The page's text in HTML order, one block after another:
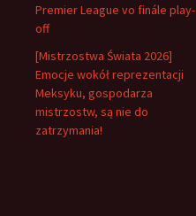
Premier League vo finále play-
off
[Mistrzostwa Świata 2026]
Emocje wokół reprezentacji
Meksyku, gospodarza
mistrzostw, są nie do
zatrzymania!